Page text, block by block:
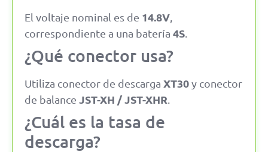
El voltaje nominal es de 14.8V
correspondiente a una batería 4S
¿Qué conector usa?
Utiliza conector de descarga XT30y conector
de balance JST-XH / JST-XHR
¿Cuál es la tasa de
descarga?